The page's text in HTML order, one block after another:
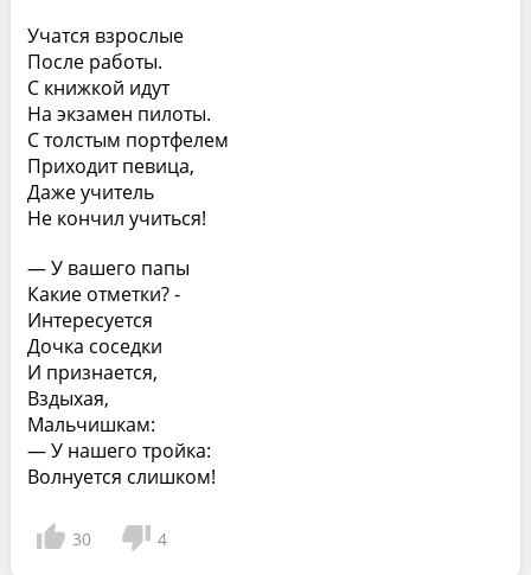
Учатся взрослые
После работы.
С книжкой идут
На экзамен пилоты.
С толстым портфелем
Приходит певица,
Даже учитель
Не кончил учиться!
— У вашего папы
Какие отметки? -
Интересуется
Дочка соседки
И признается,
Вздыхая,
Мальчишкам:
— У нашего тройка:
Волнуется слишком!
30 4